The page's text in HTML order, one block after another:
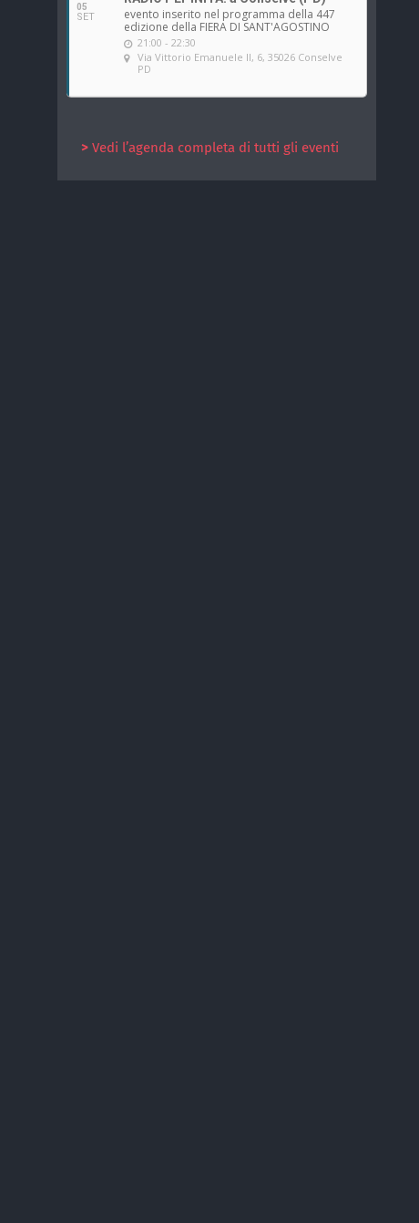
05
SET
evento inserito nel programma della 447
edizione della FIERA DI SANT'AGOSTINO
21:00 - 22:30
Via Vittorio Emanuele II, 6, 35026 Conselve
PD
> Vedi l’agenda completa di tutti gli eventi